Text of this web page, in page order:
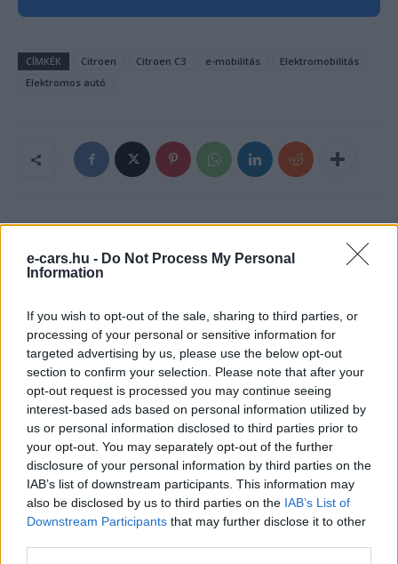
e-cars.hu - Do Not Process My Personal
Information
If you wish to opt-out of the sale, sharing to third parties, or
processing of your personal or sensitive information for
targeted advertising by us, please use the below opt-out
section to confirm your selection. Please note that after your
opt-out request is processed you may continue seeing
interest-based ads based on personal information utilized by
us or personal information disclosed to third parties prior to
your opt-out. You may separately opt-out of the further
disclosure of your personal information by third parties on the
IAB’s list of downstream participants. This information may
also be disclosed by us to third parties on the IAB’s List of
Downstream Participants that may further disclose it to other
CÍMKÉK Citroen Citroen C3 e-mobilitás
Elektromobilitás
Elektromos autó
e-cars.hu
Elektromosan közlekedsz, vagy a váltáson töprengsz?
Érdekelnek a legfrissebb hírek az e-autók világából, vagy
foglalkoztatnak a legújabb fejlesztések az elektromosság és a
fenntarthatóság területén? Akkor jó helyen jársz!
KAPCSOLÓDÓ CIKKEK TÖBB A SZERZŐTŐL